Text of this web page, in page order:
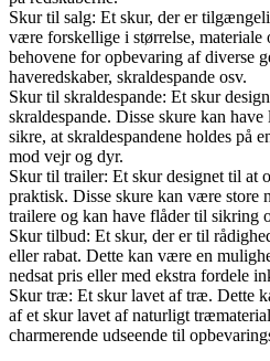
Skur til salg: Et skur, der er
være forskellige i størrelse,
behovene for opbevaring af diverse
haveredskaber, skraldespande osv.
Skur til skraldespande: Et skur
skraldespande. Disse skure kan
sikre, at skraldespandene holdes på
mod vejr og dyr.
Skur til trailer: Et skur designet til at
praktisk. Disse skure kan være store
trailere og kan have flåder til sikring
Skur tilbud: Et skur, der er til
eller rabat. Dette kan være en
nedsat pris eller med ekstra fordele
Skur træ: Et skur lavet af træ. Dette
af et skur lavet af naturligt
charmerende udseende til